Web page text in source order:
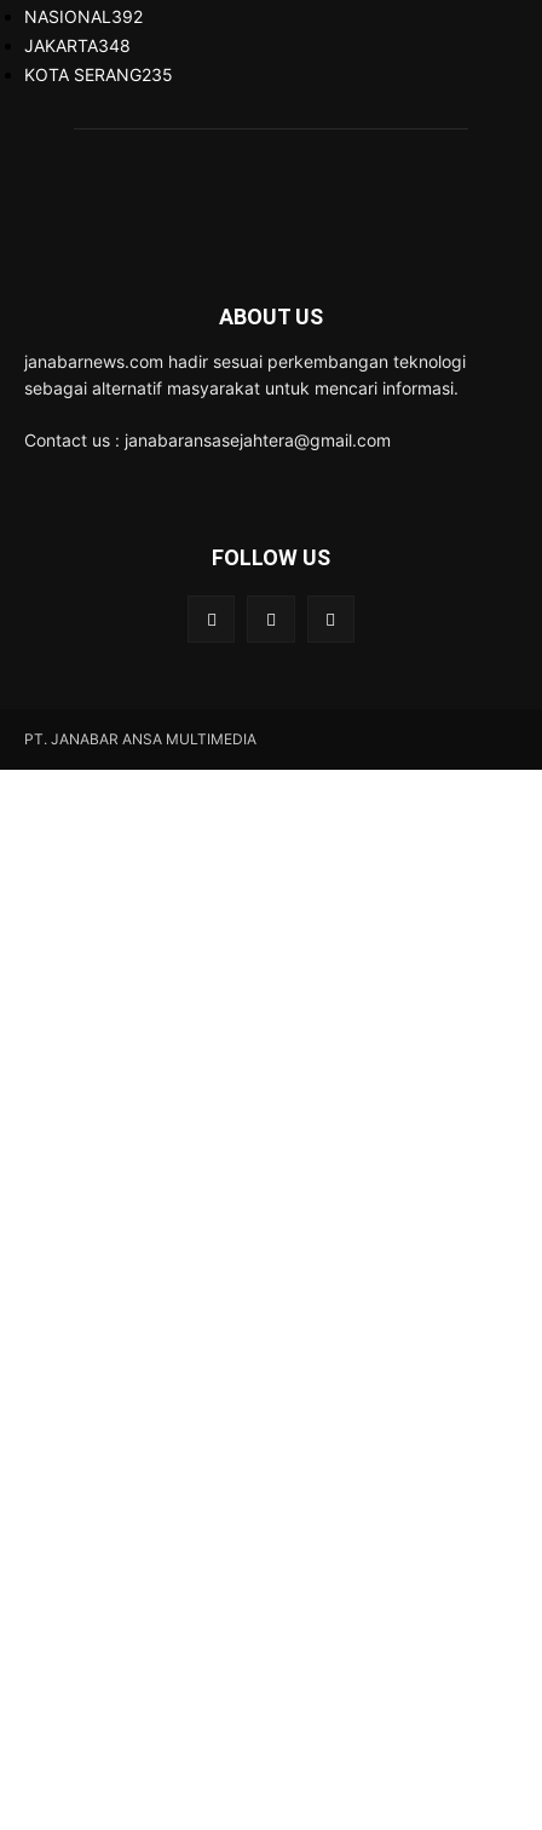
NASIONAL 392
JAKARTA348
KOTA SERANG235
ABOUT US
janabarnews.com hadir sesuai perkembangan teknologi
sebagai alternatif masyarakat untuk mencari informasi.
Contact us : janabaransasejahtera@gmail.com
FOLLOW US
PT. JANABAR ANSA MULTIMEDIA